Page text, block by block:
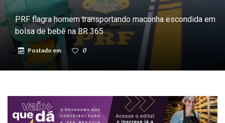
PRF flagra homem transportando maconha escondida em
bolsa de bebê na BR 365
Postado em 0